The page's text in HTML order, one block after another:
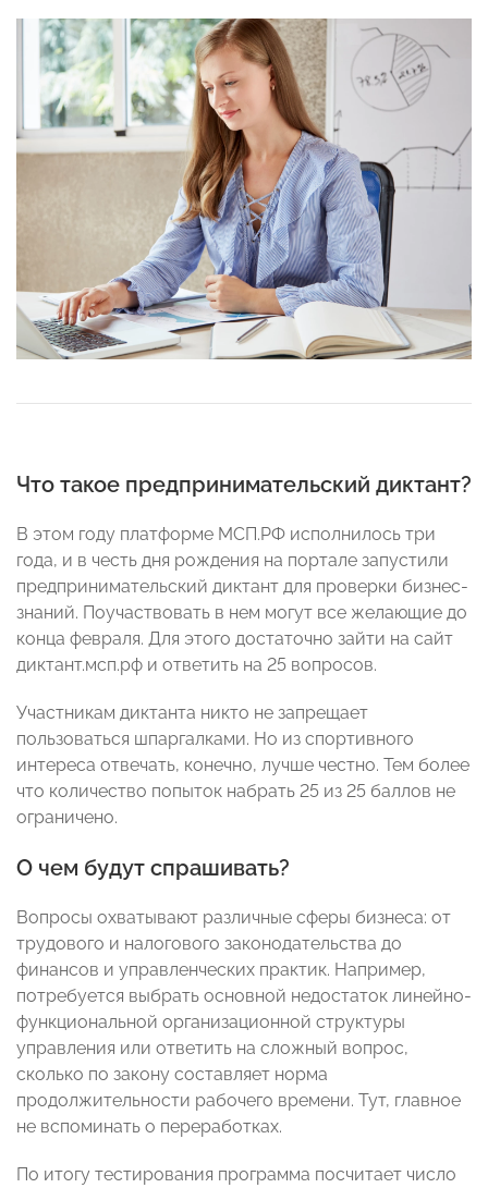
Что такое предпринимательский диктант?
В этом году платформе МСП.РФ исполнилось три
года, и в честь дня рождения на портале запустили
предпринимательский диктант для проверки бизнес-
знаний. Поучаствовать в нем могут все желающие до
конца февраля. Для этого достаточно зайти на сайт
диктант.мсп.рф и ответить на 25 вопросов.
Участникам диктанта никто не запрещает
пользоваться шпаргалками. Но из спортивного
интереса отвечать, конечно, лучше честно. Тем более
что количество попыток набрать 25 из 25 баллов не
ограничено.
О чем будут спрашивать?
Вопросы охватывают различные сферы бизнеса: от
трудового и налогового законодательства до
финансов и управленческих практик. Например,
потребуется выбрать основной недостаток линейно-
функциональной организационной структуры
управления или ответить на сложный вопрос,
сколько по закону составляет норма
продолжительности рабочего времени. Тут, главное
не вспоминать о переработках.
По итогу тестирования программа посчитает число